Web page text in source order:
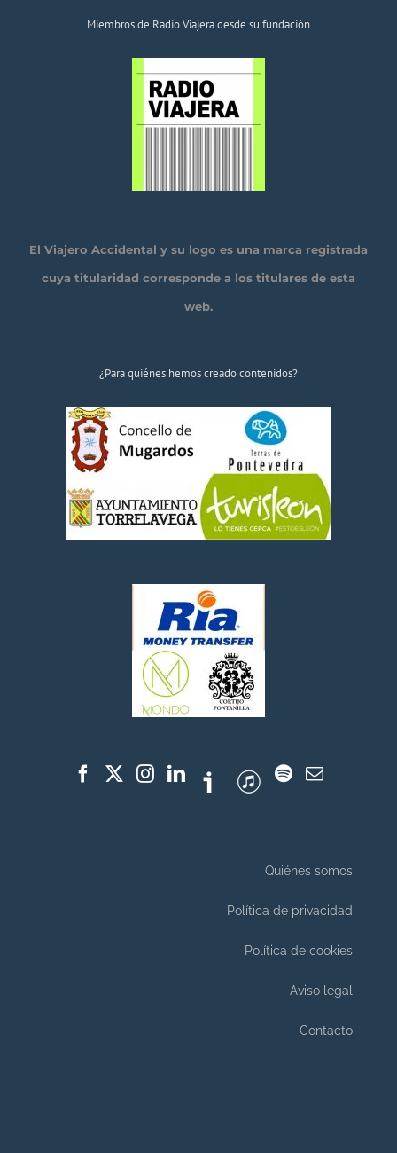
Miembros de Radio Viajera desde su fundación
El Viajero Accidental y su logo es una marca registrada
cuya titularidad corresponde a los titulares de esta
web.
¿Para quiénes hemos creado contenidos?
Quiénes somos
Política de privacidad
Política de cookies
Aviso legal
Contacto